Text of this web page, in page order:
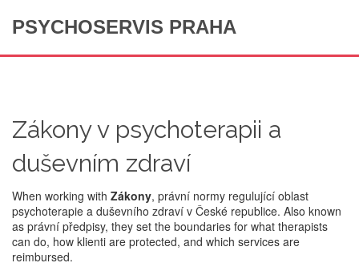
PSYCHOSERVIS PRAHA
Zákony v psychoterapii a
duševním zdraví
When working with Zákony, právní normy regulující oblast
psychoterapie a duševního zdraví v České republice. Also known
as právní předpisy, they set the boundaries for what therapists
can do, how klienti are protected, and which services are
reimbursed.